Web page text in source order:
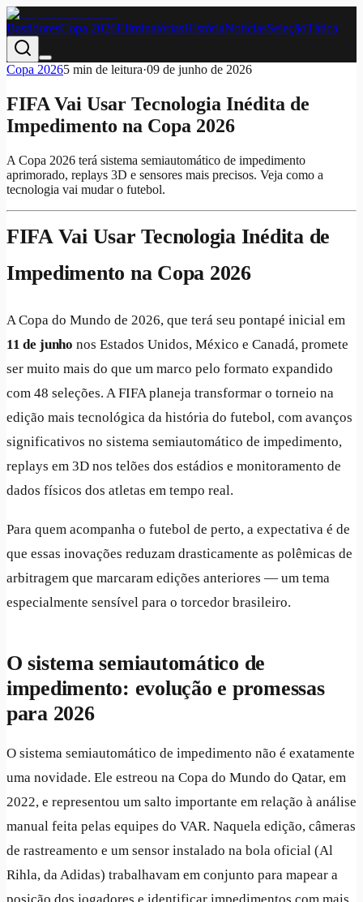
BastidoresCopa 2026EliminatóriasHistóriaNotíciasSeleçãoTática
Copa 20265 min de leitura·09 de junho de 2026
FIFA Vai Usar Tecnologia Inédita de
Impedimento na Copa 2026
A Copa 2026 terá sistema semiautomático de impedimento
aprimorado, replays 3D e sensores mais precisos. Veja como a
tecnologia vai mudar o futebol.
FIFA Vai Usar Tecnologia Inédita de
Impedimento na Copa 2026
A Copa do Mundo de 2026, que terá seu pontapé inicial em
11 de junho nos Estados Unidos, México e Canadá, promete
ser muito mais do que um marco pelo formato expandido
com 48 seleções. A FIFA planeja transformar o torneio na
edição mais tecnológica da história do futebol, com avanços
significativos no sistema semiautomático de impedimento,
replays em 3D nos telões dos estádios e monitoramento de
dados físicos dos atletas em tempo real.
Para quem acompanha o futebol de perto, a expectativa é de
que essas inovações reduzam drasticamente as polêmicas de
arbitragem que marcaram edições anteriores — um tema
especialmente sensível para o torcedor brasileiro.
O sistema semiautomático de
impedimento: evolução e promessas
para 2026
O sistema semiautomático de impedimento não é exatamente
uma novidade. Ele estreou na Copa do Mundo do Qatar, em
2022, e representou um salto importante em relação à análise
manual feita pelas equipes do VAR. Naquela edição, câmeras
de rastreamento e um sensor instalado na bola oficial (Al
Rihla, da Adidas) trabalhavam em conjunto para mapear a